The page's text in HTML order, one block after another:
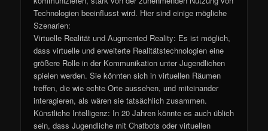
Technologien beeinflusst wird. Hier sind einige mögliche
Szenarien:
Virtuelle Realität und Augmented Reality: Es ist möglich,
dass virtuelle und erweiterte Realitätstechnologien eine
größere Rolle in der Kommunikation unter Jugendlichen
spielen werden. Sie könnten sich in virtuellen Räumen
treffen, die wie echte Orte aussehen, und miteinander
interagieren, als wären sie tatsächlich zusammen.
Künstliche Intelligenz: In 20 Jahren könnte es auch üblich
sein, dass Jugendliche mit Chatbots oder virtuellen